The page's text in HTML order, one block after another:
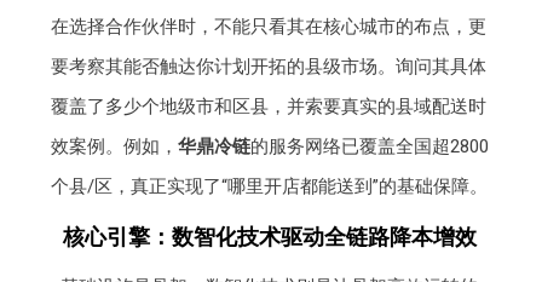
在选择合作伙伴时，不能只看其在核心城市的布点，更
要考察其能否触达你计划开拓的县级市场。询问其具体
覆盖了多少个地级市和区县，并索要真实的县域配送时
效案例。例如，华鼎冷链的服务网络已覆盖全国超2800
个县/区，真正实现了“哪里开店都能送到”的基础保障。
核心引擎：数智化技术驱动全链路降本增效